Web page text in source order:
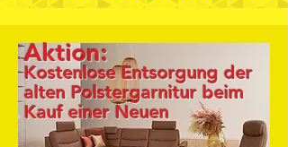
Aktion:
Kostenlose Entsorgung der
alten Polstergarnitur beim
Kauf einer Neuen